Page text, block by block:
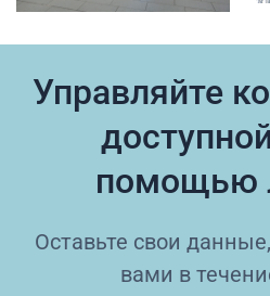
Управляйте
помощью
Оставьте свои
вами в